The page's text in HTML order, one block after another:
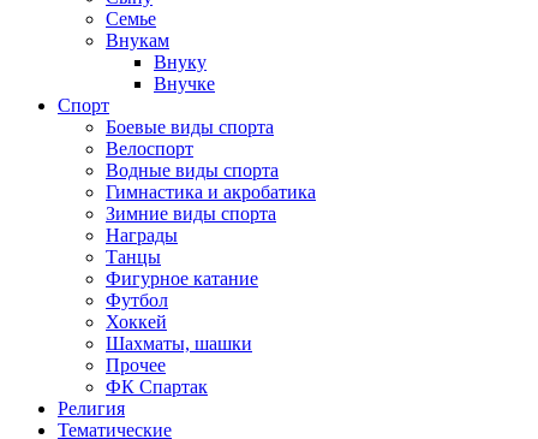
Семье
Внукам
Внуку
Внучке
Спорт
Боевые виды спорта
Велоспорт
Водные виды спорта
Гимнастика и акробатика
Зимние виды спорта
Награды
Танцы
Фигурное катание
Футбол
Хоккей
Шахматы, шашки
Прочее
ФК Спартак
Религия
Тематические